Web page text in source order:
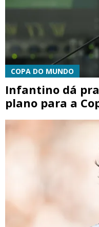
COPA DO MUNDO
Infantino dá
plano para a